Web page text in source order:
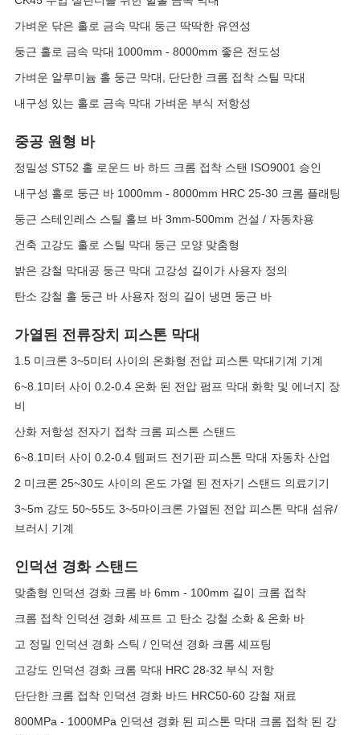
가벼운 닦은 홀로 금속 막대 둥근 딱딱한 유연성
둥근 홀로 금속 막대 1000mm - 8000mm 좋은 전도성
가벼운 알루미늄 홀 둥근 막대, 단단한 크롬 접착 스틸 막대
내구성 있는 홀로 금속 막대 가벼운 부식 저항성
중공 원형 바
정밀성 ST52 홀 로운드 바 하드 크롬 접착 스탠 ISO9001 승인
내구성 홀로 둥근 바 1000mm - 8000mm HRC 25-30 크롬 플래팅
둥근 스테인레스 스틸 홀브 바 3mm-500mm 건설 / 자동차용
건축 고강도 홀로 스틸 막대 둥근 모양 맞춤형
밝은 강철 막대공 둥근 막대 고강성 길이가 사용자 정의
탄소 강철 홀 둥근 바 사용자 정의 길이 냉면 둥근 바
가열된 전류장치 피스톤 막대
1.5 미크론 3~5미터 사이의 온화형 전압 피스톤 막대기계 기계
6~8.1미터 사이 0.2-0.4 온화 된 전압 펌프 막대 화학 및 에너지 장
비
산화 저항성 전자기 접착 크롬 피스톤 스탠드
6~8.1미터 사이 0.2-0.4 템퍼드 전기판 피스톤 막대 자동차 산업
2 미크론 25~30도 사이의 온도 가열 된 전자기 스탠드 의료기기
3~5m 강도 50~55도 3~5마이크론 가열된 전압 피스톤 막대 섬유/
브러시 기계
인덕션 경화 스탠드
맞춤형 인덕션 경화 크롬 바 6mm - 100mm 길이 크롬 접착
크롬 접착 인덕션 경화 셰프트 고 탄소 강철 소화 & 온화 바
고 정밀 인덕션 경화 스틱 / 인덕션 경화 크롬 셰프팅
고강도 인덕션 경화 크롬 막대 HRC 28-32 부식 저항
단단한 크롬 접착 인덕션 경화 바드 HRC50-60 강철 재료
800MPa - 1000MPa 인덕션 경화 된 피스톤 막대 크롬 접착 된 강